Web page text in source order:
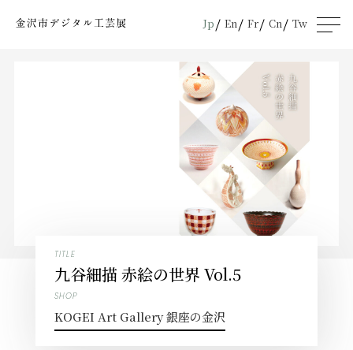
Jp En Fr Cn Tw
men
TITLE
九谷細描 赤絵の世界 Vol.5
SHOP
KOGEI Art Gallery 銀座の金沢